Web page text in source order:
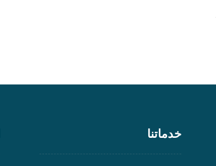
خدماتنا